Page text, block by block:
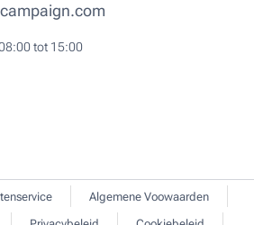
tot 15:00
Algemene Voowaarden